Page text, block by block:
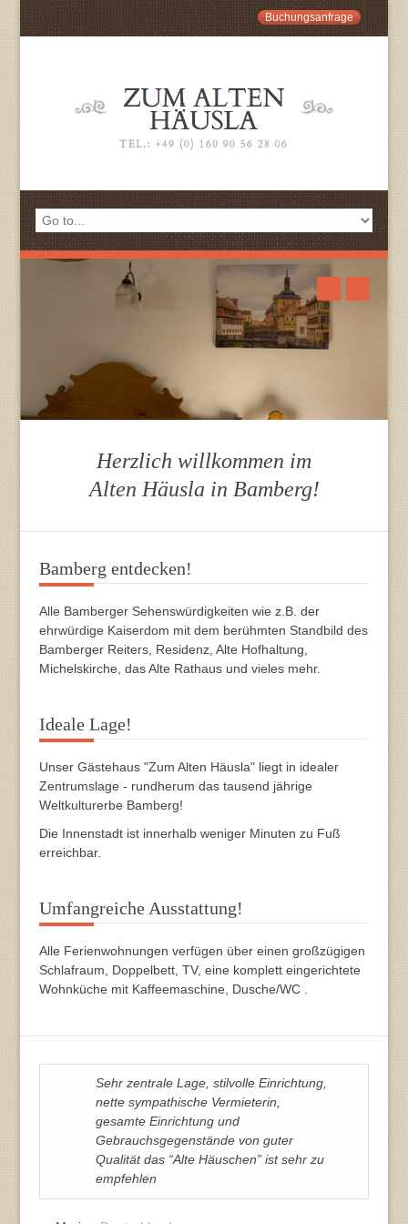
Buchungsanfrage
Herzlich willkommen im
Alten Häusla in Bamberg!
Bamberg entdecken!
Alle Bamberger Sehenswürdigkeiten wie z.B. der
ehrwürdige Kaiserdom mit dem berühmten Standbild des
Bamberger Reiters, Residenz, Alte Hofhaltung,
Michelskirche, das Alte Rathaus und vieles mehr.
Ideale Lage!
Unser Gästehaus "Zum Alten Häusla" liegt in idealer
Zentrumslage - rundherum das tausend jährige
Weltkulturerbe Bamberg!
Die Innenstadt ist innerhalb weniger Minuten zu Fuß
erreichbar.
Umfangreiche Ausstattung!
Alle Ferienwohnungen verfügen über einen großzügigen
Schlafraum, Doppelbett, TV, eine komplett eingerichtete
Wohnküche mit Kaffeemaschine, Dusche/WC .
Sehr zentrale Lage, stilvolle Einrichtung,
nette sympathische Vermieterin,
gesamte Einrichtung und
Gebrauchsgegenstände von guter
Qualität das “Alte Häuschen” ist sehr zu
empfehlen